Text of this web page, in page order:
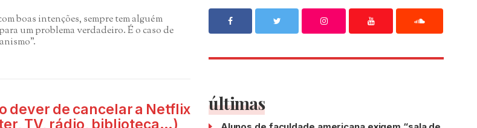
boas intenções, sempre tem alguém
um problema verdadeiro. É o caso de
dever de cancelar a Netflix
TV, rádio, biblioteca…)
últimas